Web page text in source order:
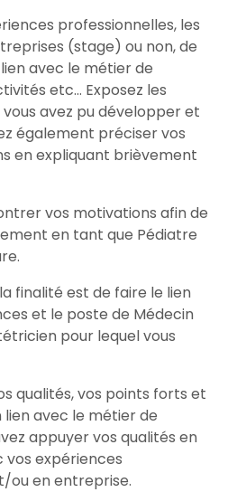
professionnelles, les
(stage) ou non, de
avec le métier de
etc… Exposez les
avez pu développer et
également préciser vos
en expliquant brièvement
vos motivations afin de
en tant que Pédiatre
finalité est de faire le lien
et le poste de Médecin
pour lequel vous
qualités, vos points forts et
avec le métier de
appuyer vos qualités en
expériences
ou en entreprise.